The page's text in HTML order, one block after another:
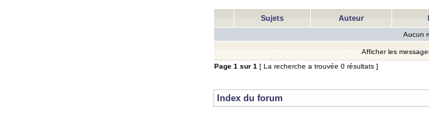
Sujets Auteur
Aucun
Afficher les
Page 1 sur 1 [ La recherche a trouvée 0 résultats ]
Index du forum